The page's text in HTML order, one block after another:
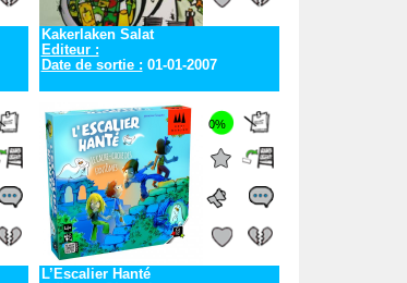
Kakerlaken Salat
Editeur :
Date de sortie : 01-01-2007
0%
L’Escalier Hanté